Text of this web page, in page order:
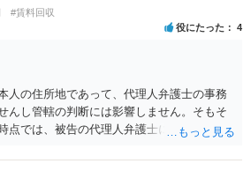
#賃料回収
役にたった 4
人の住所地であって、代理人弁護士の事務
んし管轄の判断には影響しません。そもそ
点では、被告の代理人弁護士には民事訴訟